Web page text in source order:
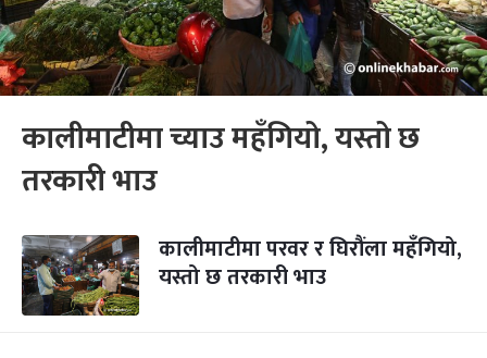
कालीमाटीमा च्याउ महँगियो, यस्तो छ
तरकारी भाउ
कालीमाटीमा परवर र घिरौंला महँगियो,
यस्तो छ तरकारी भाउ